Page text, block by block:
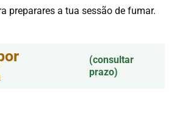
preparares a tua sessão de fumar.
(consultar
prazo)
Metal Camaleão 18x14 cm